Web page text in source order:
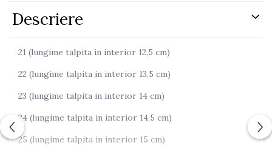
Descriere
21 (lungime talpita in interior 12,5 cm)
22 (lungime talpita in interior 13,5 cm)
23 (lungime talpita in interior 14 cm)
24 (lungime talpita in interior 14,5 cm)
25 (lungime talpita in interior 15 cm)